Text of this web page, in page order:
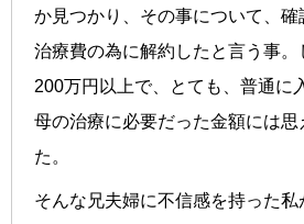
か見つかり、その事について、
治療費の為に解約したと言う事
200万円以上で、とても、普通に
母の治療に必要だった金額には思
た。
そんな兄夫婦に不信感を持った